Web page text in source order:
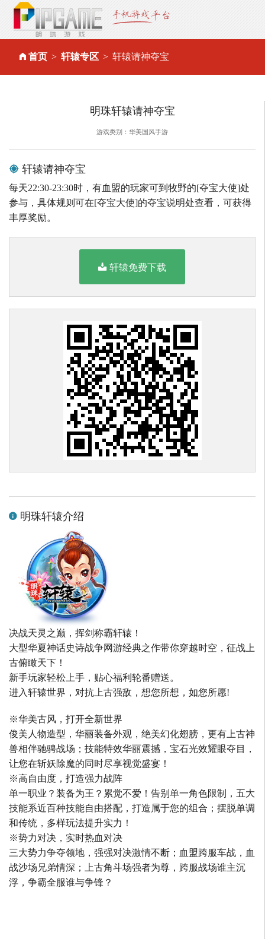
首页 轩辕专区 轩辕请神夺宝
明珠轩辕请神夺宝
游戏类别：华美国风手游
轩辕请神夺宝
每天22:30-23:30时，有血盟的玩家可到牧野的[夺宝大使]处
参与，具体规则可在[夺宝大使]的夺宝说明处查看，可获得
丰厚奖励。
轩辕免费下载
明珠轩辕介绍
决战天灵之巅，挥剑称霸轩辕！
大型华夏神话史诗战争网游经典之作带你穿越时空，征战上
古俯瞰天下！
新手玩家轻松上手，贴心福利轮番赠送。
进入轩辕世界，对抗上古强敌，想您所想，如您所愿!
※华美古风，打开全新世界
俊美人物造型，华丽装备外观，绝美幻化翅膀，更有上古神
兽相伴驰骋战场；技能特效华丽震撼，宝石光效耀眼夺目，
让您在斩妖除魔的同时尽享视觉盛宴！
※高自由度，打造强力战阵
单一职业？装备为王？累觉不爱！告别单一角色限制，五大
技能系近百种技能自由搭配，打造属于您的组合；摆脱单调
和传统，多样玩法提升实力！
※势力对决，实时热血对决
三大势力争夺领地，强强对决激情不断；血盟跨服车战，血
战沙场兄弟情深；上古角斗场强者为尊，跨服战场谁主沉
浮，争霸全服谁与争锋？